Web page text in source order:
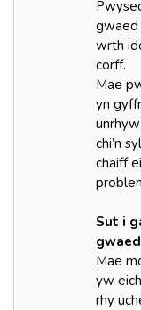
gwaed
wrth
corff.
Mae
yn
chi’n
chaiff
Sut i
gwaed
Mae
yw
rhy